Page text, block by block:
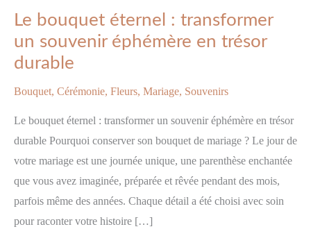
Le bouquet éternel : transformer
un souvenir éphémère en trésor
durable
Bouquet, Cérémonie, Fleurs, Mariage, Souvenirs
Le bouquet éternel : transformer un souvenir éphémère en trésor
durable Pourquoi conserver son bouquet de mariage ? Le jour de
votre mariage est une journée unique, une parenthèse enchantée
que vous avez imaginée, préparée et rêvée pendant des mois,
parfois même des années. Chaque détail a été choisi avec soin
pour raconter votre histoire […]
éternel
transformer
souvenir
trésor